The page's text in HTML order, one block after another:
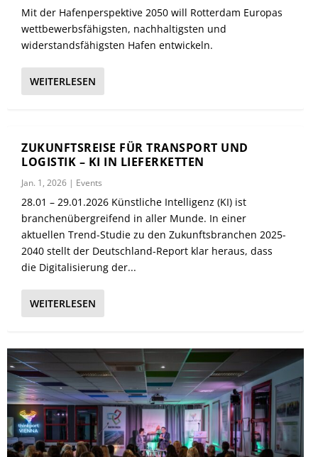
Mit der Hafenperspektive 2050 will Rotterdam Europas
wettbewerbsfähigsten, nachhaltigsten und
widerstandsfähigsten Hafen entwickeln.
WEITERLESEN
ZUKUNFTSREISE FÜR TRANSPORT UND
LOGISTIK – KI IN LIEFERKETTEN
Jan. 1, 2026 | Events
28.01 – 29.01.2026 Künstliche Intelligenz (KI) ist
branchenübergreifend in aller Munde. In einer
aktuellen Trend-Studie zu den Zukunftsbranchen 2025-
2040 stellt der Deutschland-Report klar heraus, dass
die Digitalisierung der...
WEITERLESEN